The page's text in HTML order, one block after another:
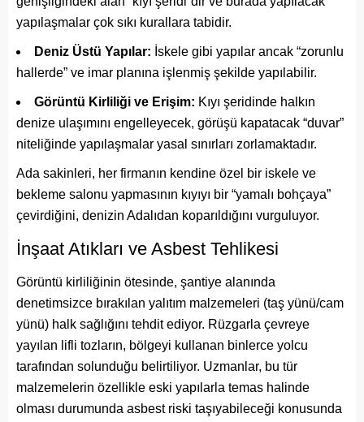
yapılaşmalar çok sıkı kurallara tabidir.
Deniz Üstü Yapılar: İskele gibi yapılar ancak “zorunlu
hallerde” ve imar planına işlenmiş şekilde yapılabilir.
Görüntü Kirliliği ve Erişim: Kıyı şeridinde halkın
denize ulaşımını engelleyecek, görüşü kapatacak “duvar”
niteliğinde yapılaşmalar yasal sınırları zorlamaktadır.
Ada sakinleri, her firmanın kendine özel bir iskele ve
bekleme salonu yapmasının kıyıyı bir “yamalı bohçaya”
çevirdiğini, denizin Adalıdan koparıldığını vurguluyor.
İnşaat Atıkları ve Asbest Tehlikesi
Görüntü kirliliğinin ötesinde, şantiye alanında
denetimsizce bırakılan yalıtım malzemeleri (taş yünü/cam
yünü) halk sağlığını tehdit ediyor. Rüzgarla çevreye
yayılan lifli tozların, bölgeyi kullanan binlerce yolcu
tarafından solunduğu belirtiliyor. Uzmanlar, bu tür
malzemelerin özellikle eski yapılarla temas halinde
olması durumunda asbest riski taşıyabileceği konusunda